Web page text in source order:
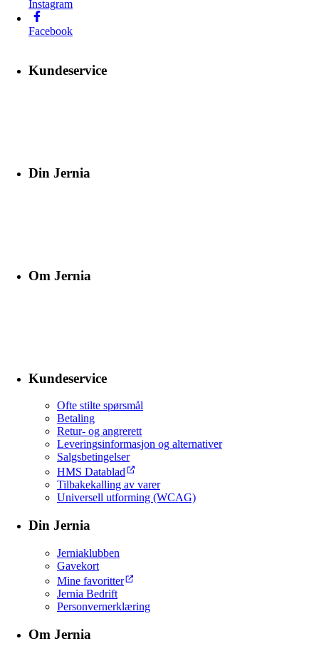
Instagram
Facebook
Kundeservice
Din Jernia
Om Jernia
Kundeservice
Ofte stilte spørsmål
Betaling
Retur- og angrerett
Leveringsinformasjon og alternativer
Salgsbetingelser
HMS Datablad
Tilbakekalling av varer
Universell utforming (WCAG)
Din Jernia
Jerniaklubben
Gavekort
Mine favoritter
Jernia Bedrift
Personvernerklæring
Om Jernia